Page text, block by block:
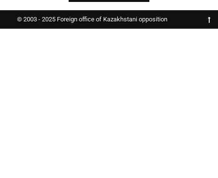
© 2003 - 2025 Foreign office of Kazakhstani opposition